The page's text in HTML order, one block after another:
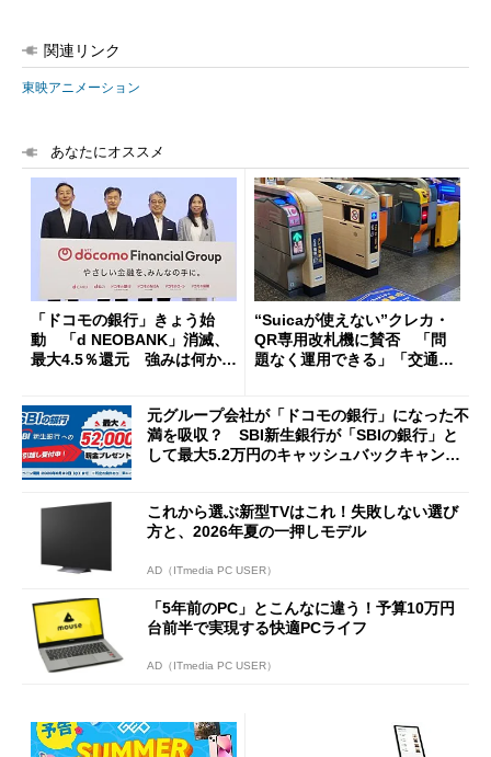
関連リンク
東映アニメーション
あなたにオススメ
「ドコモの銀行」きょう始
動 「d NEOBANK」消滅、
最大4.5％還元 強みは何か解
“Suicaが使えない”クレカ・
QR専用改札機に賛否 「問
題なく運用できる」「交通系I
元グループ会社が「ドコモの銀行」になった不
満を吸収？ SBI新生銀行が「SBIの銀行」と
して最大5.2万円のキャッシュバックキャンペ
これから選ぶ新型TVはこれ！失敗しない選び
方と、2026年夏の一押しモデル
AD（ITmedia PC USER）
「5年前のPC」とこんなに違う！予算10万円
台前半で実現する快適PCライフ
AD（ITmedia PC USER）